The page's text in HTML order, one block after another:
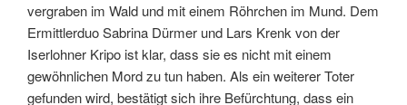
vergraben im Wald und mit einem Röhrchen im Mund. Dem
Ermittlerduo Sabrina Dürmer und Lars Krenk von der
Iserlohner Kripo ist klar, dass sie es nicht mit einem
gewöhnlichen Mord zu tun haben. Als ein weiterer Toter
gefunden wird, bestätigt sich ihre Befürchtung, dass ein